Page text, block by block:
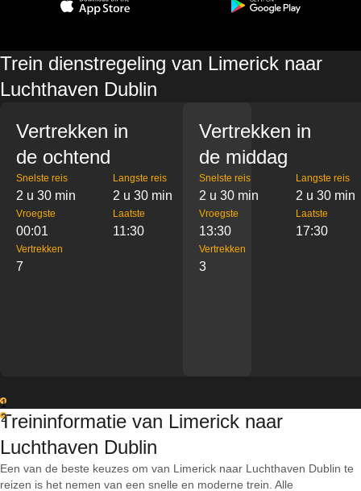
Trein dienstregeling van Limerick naar
Luchthaven Dublin
Vertrekken in
de ochtend
Snelste reis
2 u 30 min
Langste reis
2 u 30 min
Vroegste
00:01
Laatste
11:30
Vertrekken
7
Vertrekken in
de middag
Snelste reis
2 u 30 min
Langste reis
2 u 30 min
Vroegste
13:30
Laatste
17:30
Vertrekken
3
1
2
Treininformatie van Limerick naar
Luchthaven Dublin
Een van de beste keuzes om van Limerick naar Luchthaven Dublin te
reizen is het nemen van een snelle en moderne trein. Alle